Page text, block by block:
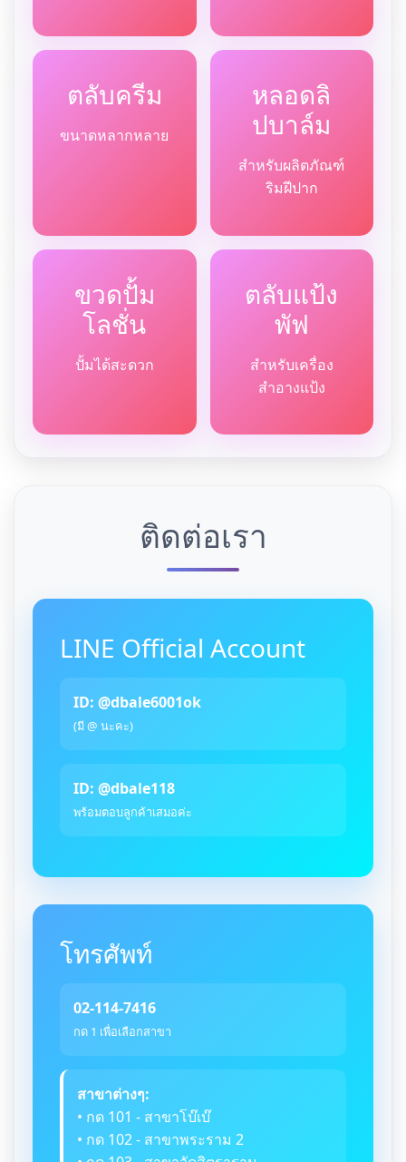
ตลับครีม
ขนาดหลากหลาย
หลอดลิ
ปบาล์ม
สำหรับผลิตภัณฑ์
ริมฝีปาก
ขวดปั้ม
โลชั่น
ปั้มได้สะดวก
ตลับแป้ง
พัฟ
สำหรับเครื่อง
สำอางแป้ง
ติดต่อเรา
LINE Official Account
ID: @dbale6001ok
(มี @ นะคะ)
ID: @dbale118
พร้อมตอบลูกค้าเสมอค่ะ
โทรศัพท์
02-114-7416
กด 1 เพื่อเลือกสาขา
สาขาต่างๆ:
• กด 101 - สาขาโบ๊เบ๊
• กด 102 - สาขาพระราม 2